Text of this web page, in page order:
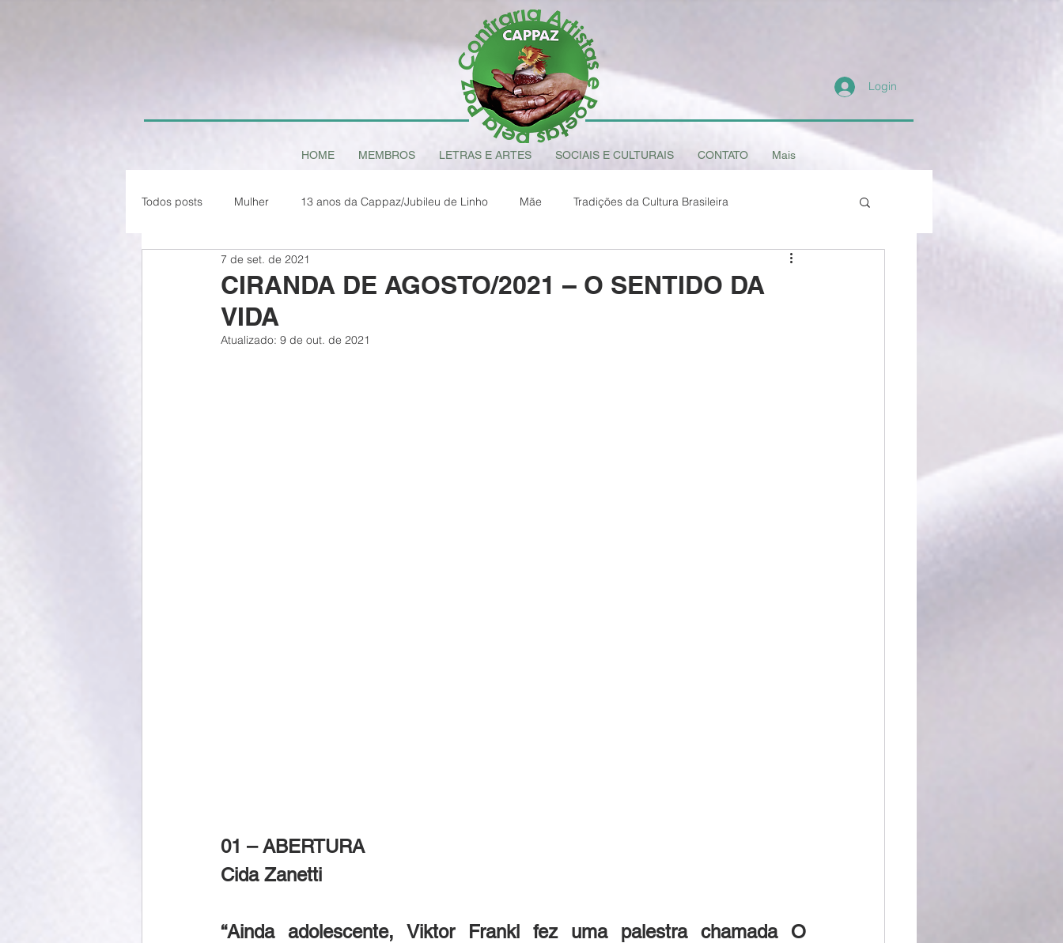
Login
HOME MEMBROS LETRAS E ARTES SOCIAIS E CULTURAIS CONTATO Mais
Todos posts Mulher 13 anos da Cappaz/Jubileu de Linho Mãe Tradições da Cultura Brasileira
Paz em Tempo de Pandemia
CIRANDA DE AGOSTO/2021 – O SENTIDO DA
VIDA
7 de set. de 2021
Atualizado: 9 de out. de 2021
01 – ABERTURA
Cida Zanetti
“Ainda adolescente, Viktor Frankl fez uma palestra chamada O